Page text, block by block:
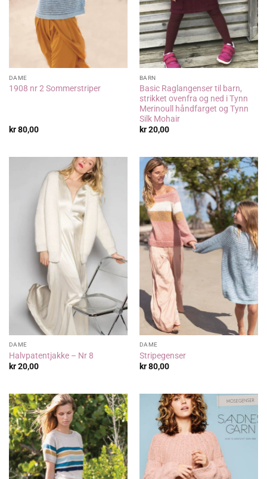
DAME
1908 nr 2 Sommerstriper
kr80,00
BARN
Basic Raglangenser til barn,
strikket ovenfra og ned i Tynn
Merinoull håndfarget og Tynn
Silk Mohair
kr20,00
DAME
Halvpatentjakke – Nr 8
kr20,00
DAME
Stripegenser
kr80,00